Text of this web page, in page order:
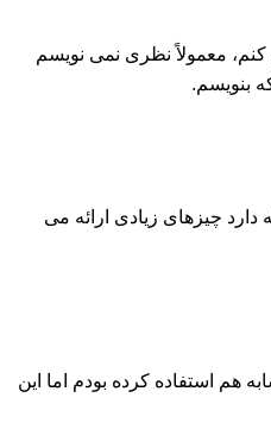
معمولاً نظری نمی نویسم
بنویسم.
دارد چیزهای زیادی ارائه می
هم استفاده کرده بودم اما این